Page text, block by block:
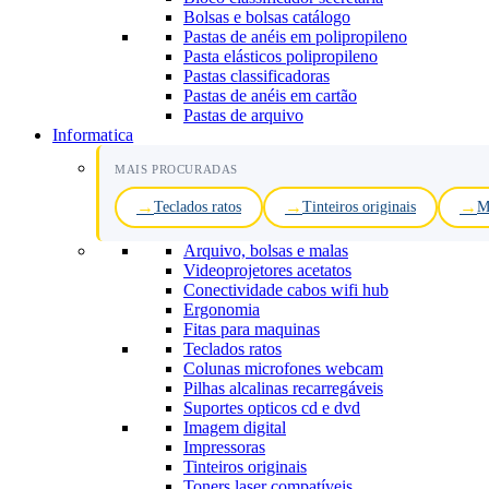
Bolsas e bolsas catálogo
Pastas de anéis em polipropileno
Pasta elásticos polipropileno
Pastas classificadoras
Pastas de anéis em cartão
Pastas de arquivo
Informatica
MAIS PROCURADAS
Teclados ratos Tinteiros originais
Arquivo, bolsas e malas
Videoprojetores acetatos
Conectividade cabos wifi hub
Ergonomia
Fitas para maquinas
Teclados ratos
Colunas microfones webcam
Pilhas alcalinas recarregáveis
Suportes opticos cd e dvd
Imagem digital
Impressoras
Tinteiros originais